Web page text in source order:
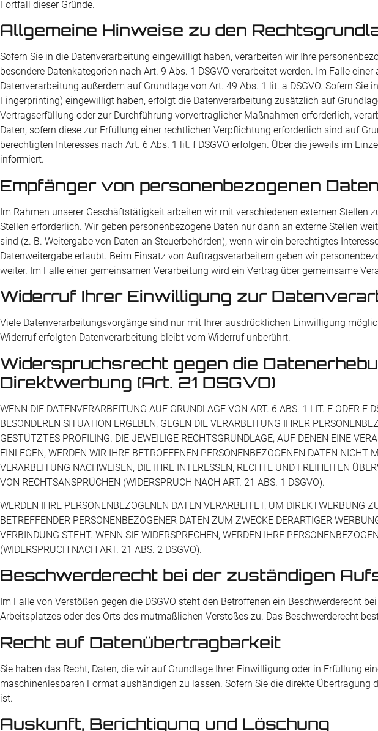
Fortfall dieser Gründe.
Allgemeine Hinweise zu den
Sofern Sie in die Datenverarbeitung eingewilligt haben, verarbeiten wir Ihre
besondere Datenkategorien nach Art. 9 Abs. 1 DSGVO verarbeitet werden. Im Falle
Datenverarbeitung außerdem auf Grundlage von Art. 49 Abs. 1 lit. a DSGVO. Sofern
Fingerprinting) eingewilligt haben, erfolgt die Datenverarbeitung zusätzlich auf
Vertragserfüllung oder zur Durchführung vorvertraglicher Maßnahmen erforderlich,
Daten, sofern diese zur Erfüllung einer rechtlichen Verpflichtung erforderlich sind auf
berechtigten Interesses nach Art. 6 Abs. 1 lit. f DSGVO erfolgen. Über die jeweils im
informiert.
Empfänger von personenbezogenen Daten
Im Rahmen unserer Geschäftstätigkeit arbeiten wir mit verschiedenen externen
Stellen erforderlich. Wir geben personenbezogene Daten nur dann an externe Stellen
sind (z. B. Weitergabe von Daten an Steuerbehörden), wenn wir ein berechtigtes
Datenweitergabe erlaubt. Beim Einsatz von Auftragsverarbeitern geben wir
weiter. Im Falle einer gemeinsamen Verarbeitung wird ein Vertrag über gemeinsame
Widerruf Ihrer Einwilligung zur
Viele Datenverarbeitungsvorgänge sind nur mit Ihrer ausdrücklichen Einwilligung
Widerruf erfolgten Datenverarbeitung bleibt vom Widerruf unberührt.
Widerspruchsrecht gegen die
Direktwerbung (Art. 21 DSGVO)
WENN DIE DATENVERARBEITUNG AUF GRUNDLAGE VON ART. 6 ABS. 1 LIT. E ODER F
BESONDEREN SITUATION ERGEBEN, GEGEN DIE VERARBEITUNG IHRER
GESTÜTZTES PROFILING. DIE JEWEILIGE RECHTSGRUNDLAGE, AUF DENEN EINE
EINLEGEN, WERDEN WIR IHRE BETROFFENEN PERSONENBEZOGENEN DATEN
VERARBEITUNG NACHWEISEN, DIE IHRE INTERESSEN, RECHTE UND FREIHEITEN
VON RECHTSANSPRÜCHEN (WIDERSPRUCH NACH ART. 21 ABS. 1 DSGVO).
WERDEN IHRE PERSONENBEZOGENEN DATEN VERARBEITET, UM DIREKTWERBUNG
BETREFFENDER PERSONENBEZOGENER DATEN ZUM ZWECKE DERARTIGER
VERBINDUNG STEHT. WENN SIE WIDERSPRECHEN, WERDEN IHRE
(WIDERSPRUCH NACH ART. 21 ABS. 2 DSGVO).
Beschwerde­recht bei der zuständigen
Im Falle von Verstößen gegen die DSGVO steht den Betroffenen ein
Arbeitsplatzes oder des Orts des mutmaßlichen Verstoßes zu. Das Beschwerderecht
Recht auf Daten­übertrag­barkeit
Sie haben das Recht, Daten, die wir auf Grundlage Ihrer Einwilligung oder in Erfüllung
maschinenlesbaren Format aushändigen zu lassen. Sofern Sie die direkte
ist.
Auskunft, Berichtigung und Löschung